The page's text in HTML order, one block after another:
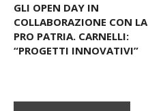
GLI OPEN DAY IN
COLLABORAZIONE CON LA
PRO PATRIA. CARNELLI:
“PROGETTI INNOVATIVI”